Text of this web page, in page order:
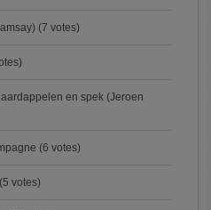
(7 votes)
en spek (Jeroen
(6 votes)
(5 votes)